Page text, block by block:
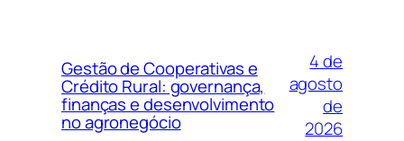
Gestão de Cooperativas e
Crédito Rural: governança,
finanças e desenvolvimento
no agronegócio
4 de
agosto
de
2026